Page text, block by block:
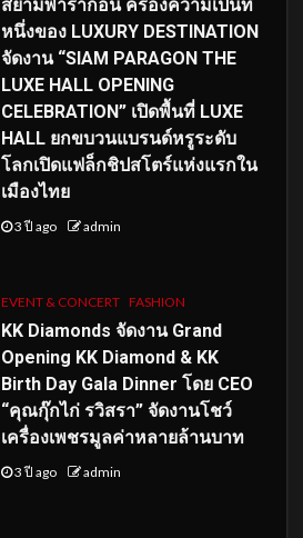
สยามพารากอน ครองความเป็นที่
หนึ่งของ LUXURY DESTINATION
จัดงาน “SIAM PARAGON THE
LUXE HALL OPENING
CELEBRATION” เปิดพื้นที่ LUXE
HALL ยกขบวนแบรนด์หรูระดับ
โลกเปิดแฟล็กชิปสโตร์แห่งแรกใน
เมืองไทย
3 ปี ago admin
EVENT & CONCERT FASHION
KK Diamonds จัดงาน Grand
Opening KK Diamond & KK
Birth Day Gala Dinner โดย CEO
“คุณกุ๊กไก่ รวิสรา” จัดงานโชว์
เครื่องเพชรมูลค่าหลายล้านบาท
3 ปี ago admin